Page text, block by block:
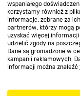
wspaniałego
korzystamy również z
informacje, zebrane za
partnerów, którzy mogą
uzyskać więcej
udzielić zgody na
Dane są gromadzone w
kampanii reklamowych.
informacji można znaleźć
Strefa biznesu
Dołącz do nas